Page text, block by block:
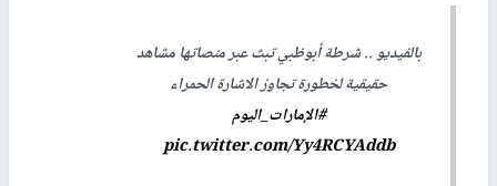
بالفيديو .. شرطة أبوظبي تبث عبر منصاتها مشاهد
حقيقية لخطورة تجاوز الاشارة الحمراء
#الإمارات_اليوم
pic.twitter.com/Yy4RCYAddb